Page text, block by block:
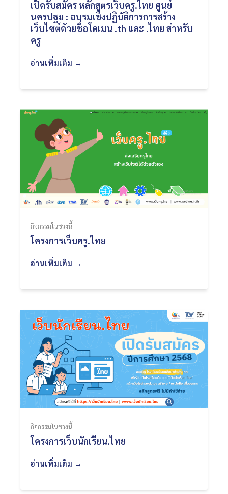
เปิดรับสมัคร หลักสูตรเว็บครู.ไทย ศูนย์
นครปฐม : อบรมเชิงปฏิบัติการการสร้าง
เว็บไซต์ด้วยชื่อโดเมน .th และ .ไทย สำหรับ
ครู
อ่านเพิ่มเติม →
กิจกรรมในช่วงนี้
โครงการเว็บครู.ไทย
อ่านเพิ่มเติม →
กิจกรรมในช่วงนี้
โครงการเว็บนักเรียน.ไทย
อ่านเพิ่มเติม →